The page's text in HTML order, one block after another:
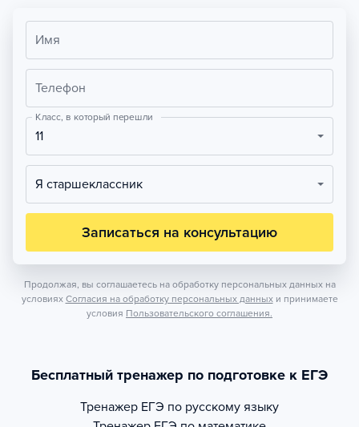
Имя
Телефон
Класс, в который перешли
11
Я старшеклассник
Записаться на консультацию
Продолжая, вы соглашаетесь на обработку персональных данных на
условиях Согласия на обработку персональных данных и принимаете
условия Пользовательского соглашения.
Бесплатный тренажер по подготовке к ЕГЭ
Тренажер ЕГЭ по русскому языку